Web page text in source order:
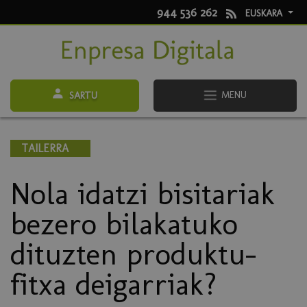
944 536 262 EUSKARA
SARTU MENU
TAILERRA
Nola idatzi bisitariak
bezero bilakatuko
dituzten produktu-
fitxa deigarriak?